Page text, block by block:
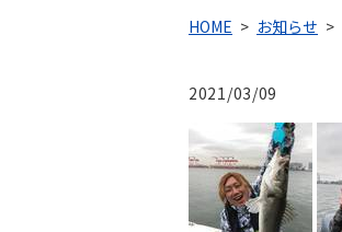
HOME お知らせ
2021/03/09